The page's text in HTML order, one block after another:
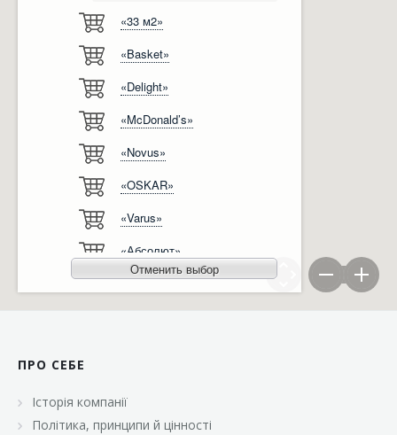
Ліцензії, сертифікати, дипломи
Автоматизація
Модернізація
«33 м2»
«Basket»
«Delight»
«McDonald’s»
«Novus»
«OSKAR»
«Varus»
«Абсолют»
«Агро-Овен»
Отменить выбор
ПРО СЕБЕ
Історія компанії
Політика, принципи й цінності